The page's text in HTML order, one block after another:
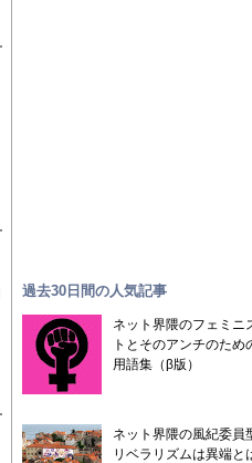
過去30日間の人気記事
ネット界隈のフェミニ
トとそのアンチのため
用語集（β版）
ネット界隈の風紀委員
リベラリズムは異端と